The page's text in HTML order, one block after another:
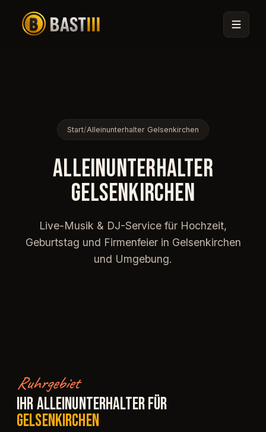
🎟
Start/Alleinunterhalter Gelsenkirchen
ALLEINUNTERHALTER
GELSENKIRCHEN
Live-Musik & DJ-Service für Hochzeit,
Geburtstag und Firmenfeier in Gelsenkirchen
und Umgebung.
Ruhrgebiet
IHR ALLEINUNTERHALTER FÜR
GELSENKIRCHEN